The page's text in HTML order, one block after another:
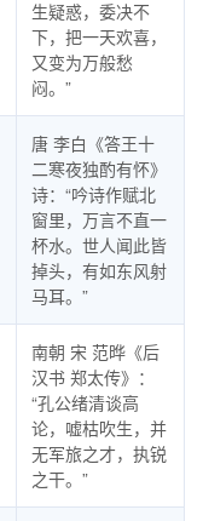
生疑惑，委决不
下，把一天欢喜，
又变为万般愁
闷。”
唐 李白《答王十
二寒夜独酌有怀》
诗：“吟诗作赋北
窗里，万言不直一
杯水。世人闻此皆
掉头，有如东风射
马耳。”
南朝 宋 范晔《后
汉书 郑太传》：
“孔公绪清谈高
论，嘘枯吹生，并
无军旅之才，执锐
之干。”